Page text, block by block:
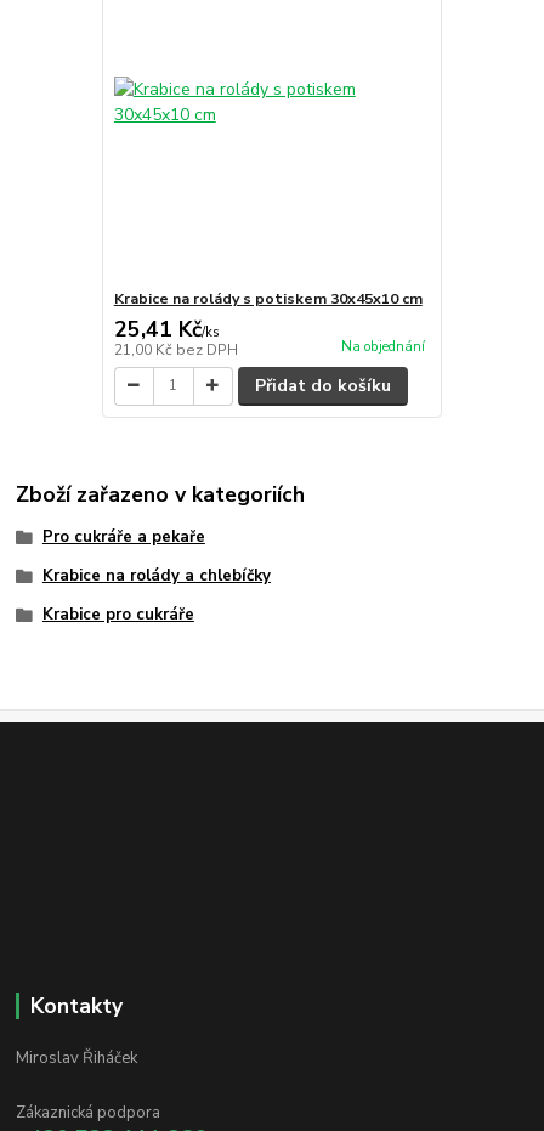
Krabice na rolády s potiskem 30x45x10 cm
25,41 Kč/ks
21,00 Kč bez DPH Na objednání
Přidat do košíku
Zboží zařazeno v kategoriích
Pro cukráře a pekaře
Krabice na rolády a chlebíčky
Krabice pro cukráře
Kontakty
Miroslav Řiháček
Zákaznická podpora